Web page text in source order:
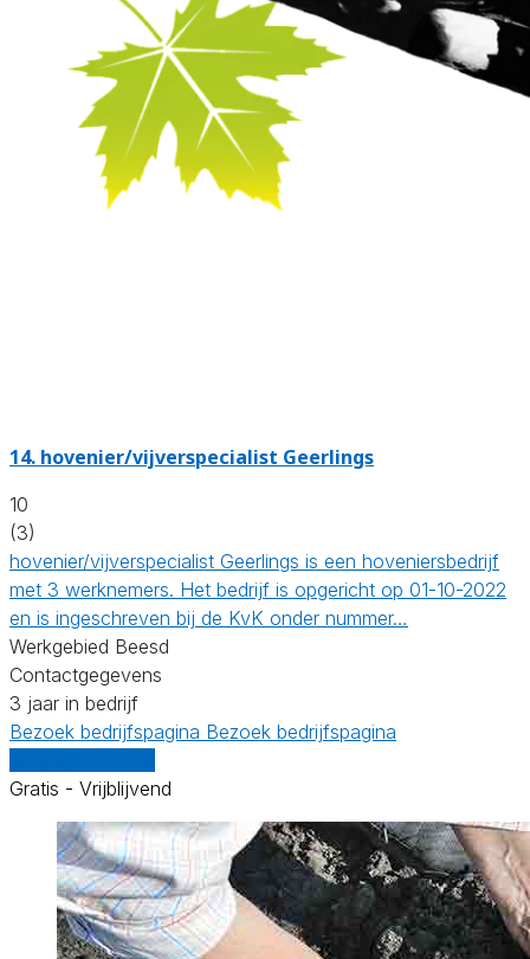
14. hovenier/vijverspecialist Geerlings
10
(3)
hovenier/vijverspecialist Geerlings is een hoveniersbedrijf
met 3 werknemers. Het bedrijf is opgericht op 01-10-2022
en is ingeschreven bij de KvK onder nummer…
Werkgebied Beesd
Contactgegevens
3 jaar in bedrijf
Bezoek bedrijfspagina Bezoek bedrijfspagina
Gratis - Vrijblijvend